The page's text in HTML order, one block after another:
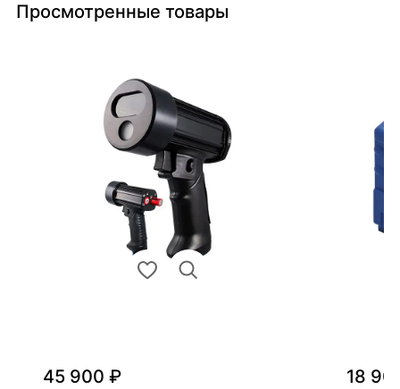
Просмотренные товары
45 900 ₽ 18